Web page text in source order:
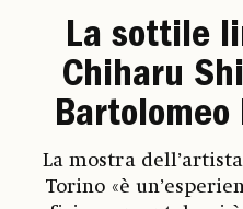
La sottile
Chiharu
La mostra
Torino «è